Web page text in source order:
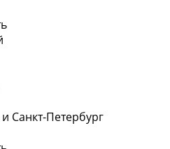
Санкт-Петербург